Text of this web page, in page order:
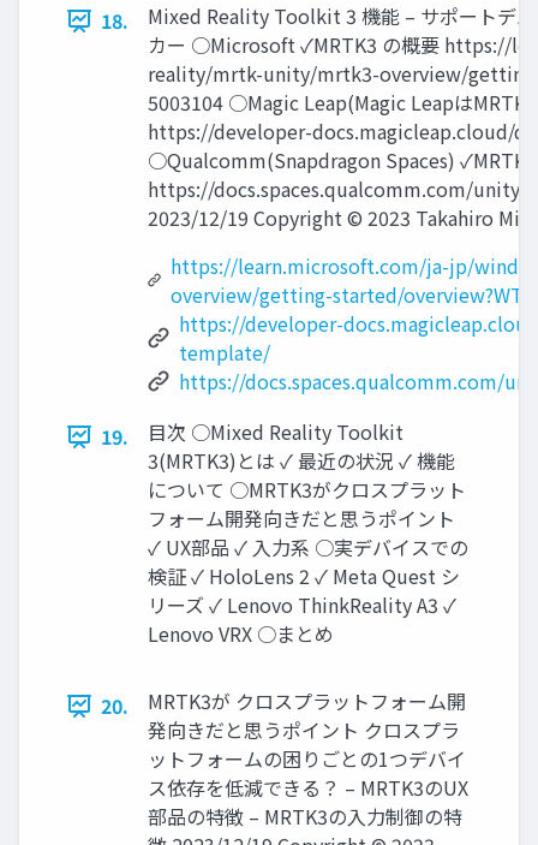
18.
Mixed Reality Toolkit 3 機能 – サポートデ
カー ○Microsoft ✓MRTK3 の概要 https://
reality/mrtk-unity/mrtk3-overview/getting-
5003104 ○Magic Leap(Magic Leapは
https://developer-docs.magicleap.cloud/
○Qualcomm(Snapdragon Spaces)
https://docs.spaces.qualcomm.com/unity/
2023/12/19 Copyright © 2023 Takahiro
https://learn.microsoft.com/ja-jp/
overview/getting-started/
https://developer-
template/
https://docs.spaces.qualcomm.com/
19.
目次 ○Mixed Reality Toolkit
3(MRTK3)とは ✓ 最近の状況 ✓ 機能
について ○MRTK3がクロスプラット
フォーム開発向きだと思うポイント
✓ UX部品 ✓ 入力系 ○実デバイスでの
検証 ✓ HoloLens 2 ✓ Meta Quest シ
リーズ ✓ Lenovo ThinkReality A3 ✓
Lenovo VRX ○まとめ
20.
MRTK3が クロスプラットフォーム開
発向きだと思うポイント クロスプラ
ットフォームの困りごとの1つデバイ
ス依存を低減できる？ – MRTK3のUX
部品の特徴 – MRTK3の入力制御の特